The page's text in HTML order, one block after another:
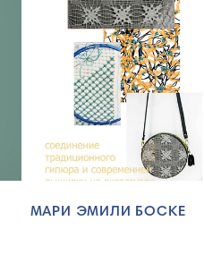
МАРИ ЭМИЛИ БОСКЕ